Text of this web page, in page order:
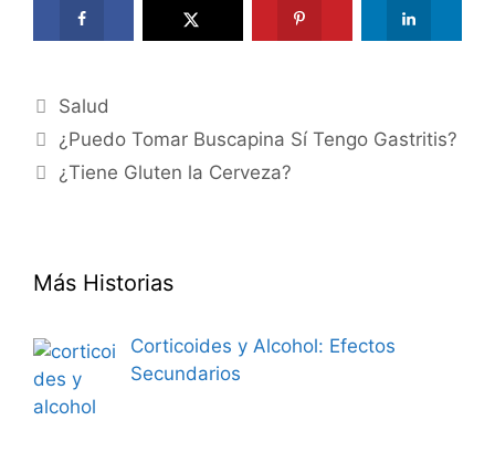
Categories
Salud
¿Puedo Tomar Buscapina Sí Tengo Gastritis?
¿Tiene Gluten la Cerveza?
Más Historias
Corticoides y Alcohol: Efectos
Secundarios